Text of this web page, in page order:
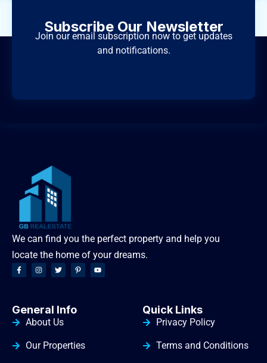
Subscribe Our Newsletter
Join our email subscription now to get updates
and notifications.
We can find you the perfect property and help you
locate the home of your dreams.
General Info
About Us
Our Properties
Quick Links
Privacy Policy
Terms and Conditions